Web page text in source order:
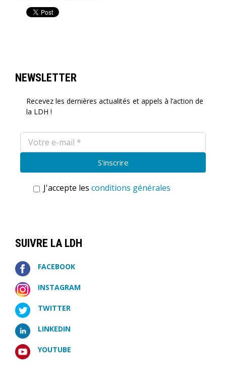
NEWSLETTER
Recevez les dernières actualités et appels à l’action de
la LDH !
J'accepte les conditions générales
SUIVRE LA LDH
FACEBOOK
INSTAGRAM
TWITTER
LINKEDIN
YOUTUBE